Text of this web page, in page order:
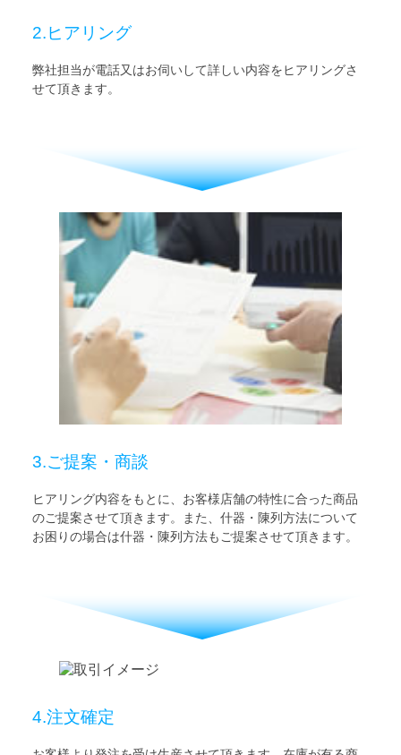
2.ヒアリング
弊社担当が電話又はお伺いして詳しい内容をヒアリングさ
せて頂きます。
3.ご提案・商談
ヒアリング内容をもとに、お客様店舗の特性に合った商品
のご提案させて頂きます。また、什器・陳列方法について
お困りの場合は什器・陳列方法もご提案させて頂きます。
4.注文確定